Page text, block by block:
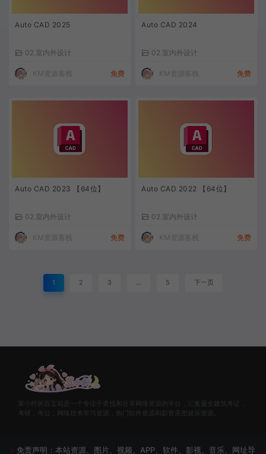
Auto CAD 2025
02.室内外设计
KM资源客栈 免费
Auto CAD 2024
02.室内外设计
KM资源客栈 免费
Auto CAD 2023 【64位】
02.室内外设计
KM资源客栈 免费
Auto CAD 2022 【64位】
02.室内外设计
KM资源客栈 免费
1 2 3 … 5 下一页
茉小纤的百宝箱是一个专注于查找和分享网络资源的平台，汇集最全建筑考证，
考研，考公，网络技术学习资源，热门软件资源和影音美图娱乐资源。
＞ 免责声明：本站资源、图片、视频、APP、软件、影视、音乐、网址导